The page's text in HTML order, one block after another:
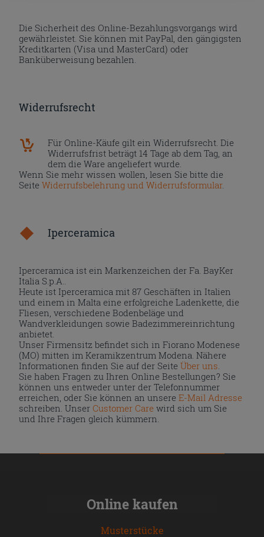
Die Sicherheit des Online-Bezahlungsvorgangs wird
gewährleistet. Sie können mit PayPal, den gängigsten
Kreditkarten (Visa und MasterCard) oder
Banküberweisung bezahlen.
Widerrufsrecht
Für Online-Käufe gilt ein Widerrufsrecht. Die
Widerrufsfrist beträgt 14 Tage ab dem Tag, an
dem die Ware angeliefert wurde.
Wenn Sie mehr wissen wollen, lesen Sie bitte die
SeiteWiderrufsbelehrung und Widerrufsformular.
Iperceramica
Iperceramica ist ein Markenzeichen der Fa. BayKer
Italia S.p.A..
Heute ist Iperceramica mit 87 Geschäften in Italien
und einem in Malta eine erfolgreiche Ladenkette, die
Fliesen, verschiedene Bodenbeläge und
Wandverkleidungen sowie Badezimmereinrichtung
anbietet.
Unser Firmensitz befindet sich in Fiorano Modenese
(MO) mitten im Keramikzentrum Modena. Nähere
Informationen finden Sie auf der Seite Über uns
Sie haben Fragen zu Ihren Online Bestellungen? Sie
können uns entweder unter der Telefonnummer
erreichen, oder Sie können an unsereE-Mail Adresse
schreiben. UnserCustomer Care wird sich um Sie
und Ihre Fragen gleich kümmern.
Online kaufen
Musterstücke